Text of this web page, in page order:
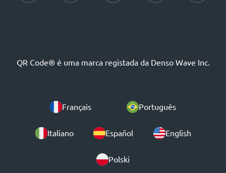
QR Code® é uma marca registada da Denso Wave Inc.
Français Português
Italiano Español English
Polski